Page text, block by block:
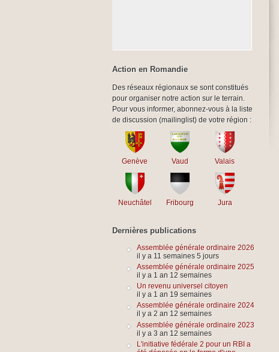
Action en Romandie
Des réseaux régionaux se sont constitués
pour organiser notre action sur le terrain.
Pour vous informer, abonnez-vous à la liste
de discussion (mailinglist) de votre région :
Genève Vaud Valais
Neuchâtel Fribourg Jura
Dernières publications
Assemblée générale ordinaire 2026
il y a 11 semaines 5 jours
Assemblée générale ordinaire 2025
il y a 1 an 12 semaines
Un revenu universel citoyen
il y a 1 an 19 semaines
Assemblée générale ordinaire 2024
il y a 2 an 12 semaines
Assemblée générale ordinaire 2023
il y a 3 an 12 semaines
L'initiative fédérale 2 pour un RBI a